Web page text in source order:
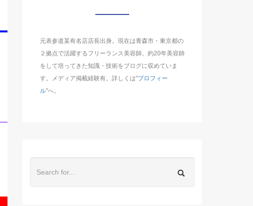
元表参道某有名店店長出身。現在は青森市・東京都の
２拠点で活躍するフリーランス美容師。約20年美容師
をして培ってきた知識・技術をブログに収めていま
す。メディア掲載経験有。詳しくは"プロフィー
ル"へ。